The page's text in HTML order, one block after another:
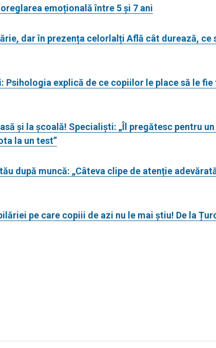
emoțională între 5 și 7 ani
dar în prezența celorlalți Află cât durează, ce
Psihologia explică de ce copiilor le place să le
și la școală! Specialiști: „Îl pregătesc pentru
la un test”
după muncă: „Câteva clipe de atenție
pe care copiii de azi nu le mai știu! De la